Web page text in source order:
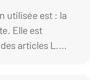
utilisée est : la
Elle est
articles L.